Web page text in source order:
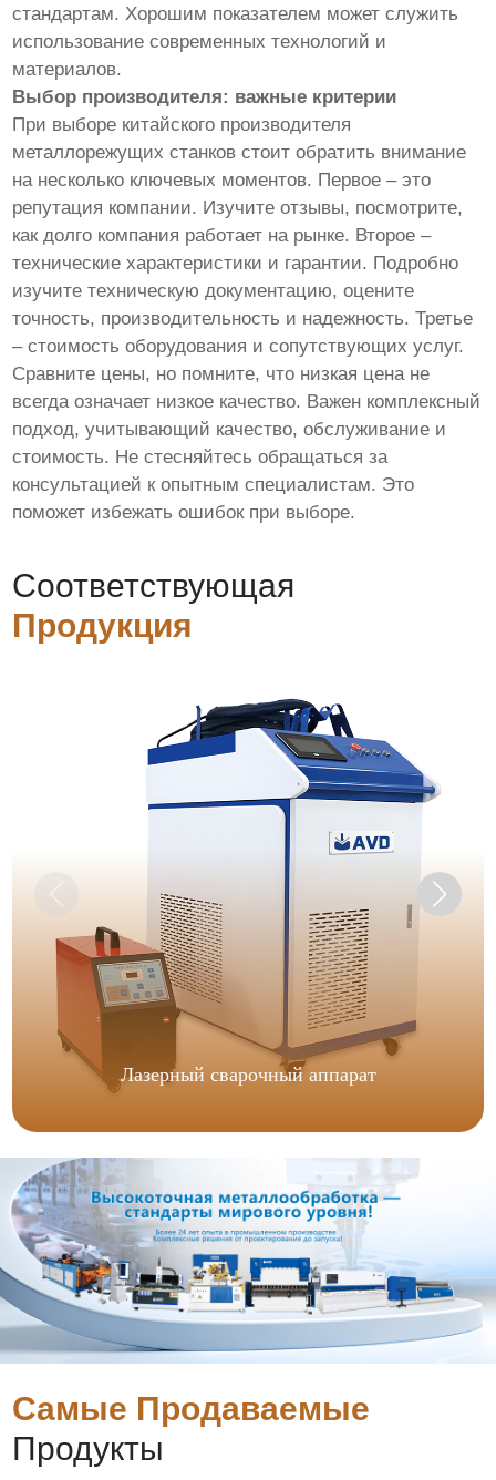
стандартам. Хорошим показателем может служить
использование современных технологий и
материалов.
Выбор производителя: важные критерии
При выборе китайского производителя
металлорежущих станков стоит обратить внимание
на несколько ключевых моментов. Первое – это
репутация компании. Изучите отзывы, посмотрите,
как долго компания работает на рынке. Второе –
технические характеристики и гарантии. Подробно
изучите техническую документацию, оцените
точность, производительность и надежность. Третье
– стоимость оборудования и сопутствующих услуг.
Сравните цены, но помните, что низкая цена не
всегда означает низкое качество. Важен комплексный
подход, учитывающий качество, обслуживание и
стоимость. Не стесняйтесь обращаться за
консультацией к опытным специалистам. Это
поможет избежать ошибок при выборе.
Соответствующая
Продукция
Лазерный сварочный аппарат
Самые Продаваемые
Продукты